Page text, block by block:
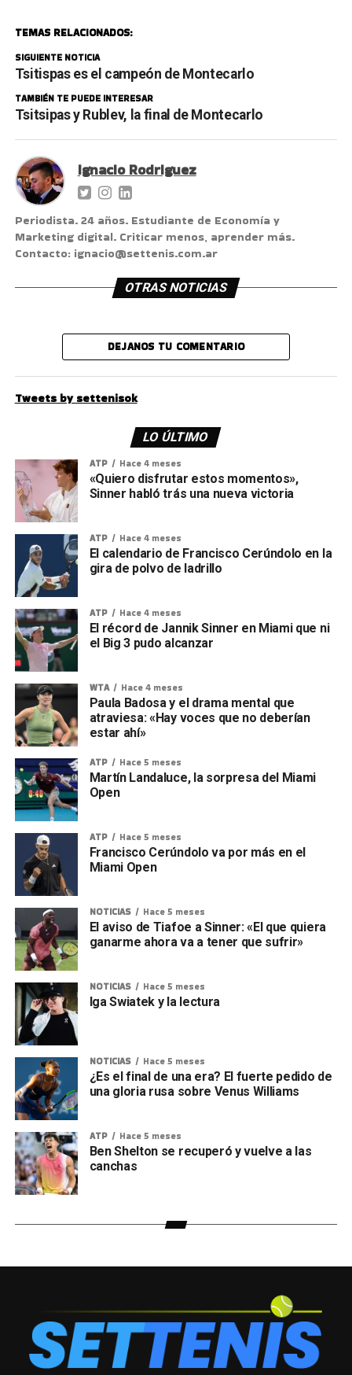
TEMAS RELACIONADOS:
SIGUIENTE NOTICIA
Tsitispas es el campeón de Montecarlo
TAMBIÉN TE PUEDE INTERESAR
Tsitsipas y Rublev, la final de Montecarlo
Ignacio Rodriguez
Periodista. 24 años. Estudiante de Economía y
Marketing digital. Criticar menos, aprender más.
Contacto: ignacio@settenis.com.ar
OTRAS NOTICIAS
DEJANOS TU COMENTARIO
Tweets by settenisok
LO ÚLTIMO
ATP Hace 4 meses
«Quiero disfrutar estos momentos»,
Sinner habló trás una nueva victoria
ATP Hace 4 meses
El calendario de Francisco Cerúndolo en la
gira de polvo de ladrillo
ATP Hace 4 meses
El récord de Jannik Sinner en Miami que ni
el Big 3 pudo alcanzar
WTA Hace 4 meses
Paula Badosa y el drama mental que
atraviesa: «Hay voces que no deberían
estar ahí»
ATP Hace 5 meses
Martín Landaluce, la sorpresa del Miami
Open
ATP Hace 5 meses
Francisco Cerúndolo va por más en el
Miami Open
NOTICIAS Hace 5 meses
El aviso de Tiafoe a Sinner: «El que quiera
ganarme ahora va a tener que sufrir»
NOTICIAS Hace 5 meses
Iga Swiatek y la lectura
NOTICIAS Hace 5 meses
¿Es el final de una era? El fuerte pedido de
una gloria rusa sobre Venus Williams
ATP Hace 5 meses
Ben Shelton se recuperó y vuelve a las
canchas